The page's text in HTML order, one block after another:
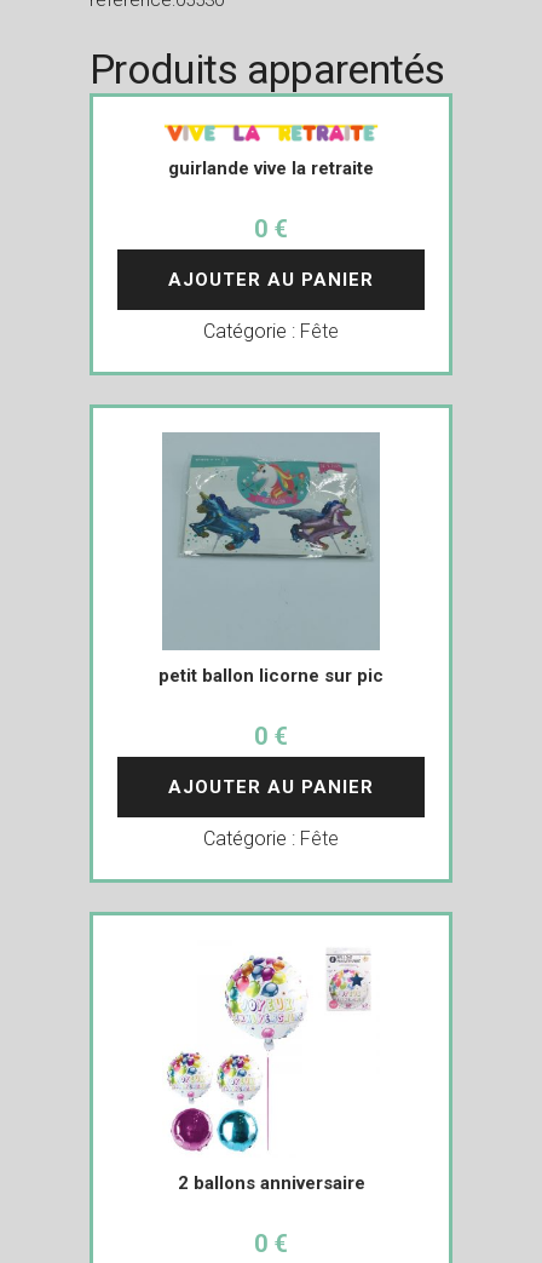
Produits apparentés
guirlande vive la retraite
0 €
AJOUTER AU PANIER
Catégorie : Fête
petit ballon licorne sur pic
0 €
AJOUTER AU PANIER
Catégorie : Fête
2 ballons anniversaire
0 €